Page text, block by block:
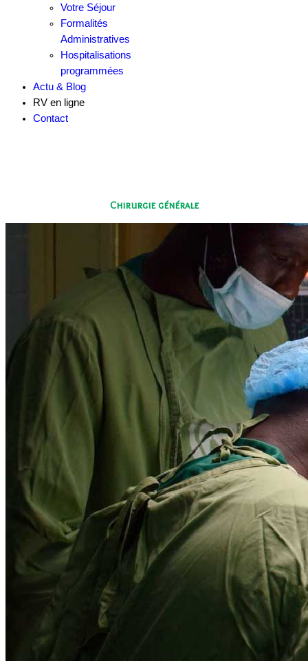
Votre Séjour
Formalités
Administratives
Hospitalisations
programmées
Actu & Blog
RV en ligne
Contact
Chirurgie générale